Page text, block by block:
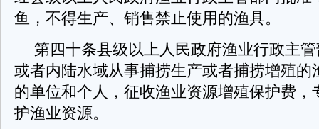
鱼，不得生产、销售禁止使用的渔具。
第四十条县级以上人民政府渔业行政主
或者内陆水域从事捕捞生产或者捕捞增殖的
的单位和个人，征收渔业资源增殖保护费，
护渔业资源。